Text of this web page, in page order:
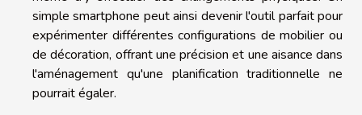
simple smartphone peut ainsi devenir l'outil parfait pour
expérimenter différentes configurations de mobilier ou
de décoration, offrant une précision et une aisance dans
l'aménagement qu'une planification traditionnelle ne
pourrait égaler.